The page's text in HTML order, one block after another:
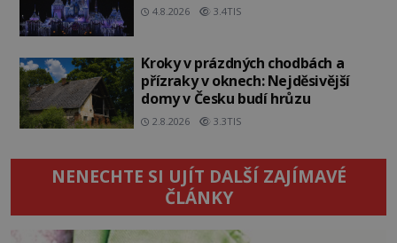
4.8.2026 3.4TIS
Kroky v prázdných chodbách a
přízraky v oknech: Nejděsivější
domy v Česku budí hrůzu
2.8.2026 3.3TIS
NENECHTE SI UJÍT DALŠÍ ZAJÍMAVÉ
ČLÁNKY